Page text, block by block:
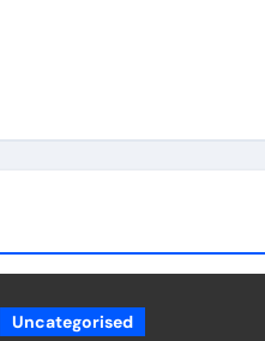
Uncategorised